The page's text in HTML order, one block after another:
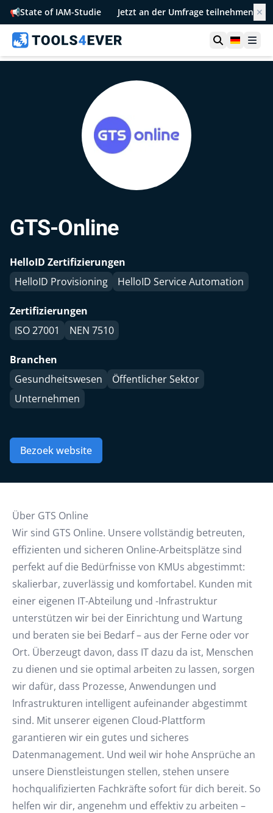
📢State of IAM-Studie Jetzt an der Umfrage teilnehmen ✕
Suche
GTS-Online
HelloID Zertifizierungen
HelloID Provisioning
HelloID Service Automation
Zertifizierungen
ISO 27001
NEN 7510
Branchen
Gesundheitswesen
Öffentlicher Sektor
Unternehmen
Bezoek website
Über GTS Online
Wir sind GTS Online. Unsere vollständig betreuten,
effizienten und sicheren Online-Arbeitsplätze sind
perfekt auf die Bedürfnisse von KMUs abgestimmt:
skalierbar, zuverlässig und komfortabel. Kunden mit
einer eigenen IT-Abteilung und -Infrastruktur
unterstützen wir bei der Einrichtung und Wartung
und beraten sie bei Bedarf – aus der Ferne oder vor
Ort. Überzeugt davon, dass IT dazu da ist, Menschen
zu dienen und sie optimal arbeiten zu lassen, sorgen
wir dafür, dass Prozesse, Anwendungen und
Infrastrukturen intelligent aufeinander abgestimmt
sind. Mit unserer eigenen Cloud-Plattform
garantieren wir ein gutes und sicheres
Datenmanagement. Und weil wir hohe Ansprüche an
unsere Dienstleistungen stellen, stehen unsere
hochqualifizierten Fachkräfte sofort für dich bereit. So
helfen wir dir, angenehm und effektiv zu arbeiten –